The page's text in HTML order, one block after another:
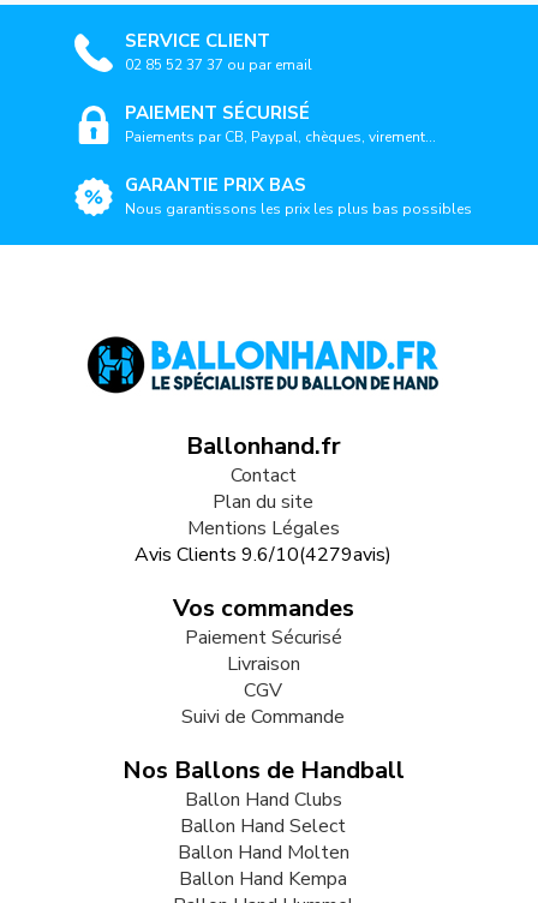
SERVICE CLIENT
02 85 52 37 37 ou par email
PAIEMENT SÉCURISÉ
Paiements par CB, Paypal, chèques, virement...
GARANTIE PRIX BAS
Nous garantissons les prix les plus bas possibles
Ballonhand.fr
Contact
Plan du site
Mentions Légales
Avis Clients 9.6/10(4279avis)
Vos commandes
Paiement Sécurisé
Livraison
CGV
Suivi de Commande
Nos Ballons de Handball
Ballon Hand Clubs
Ballon Hand Select
Ballon Hand Molten
Ballon Hand Kempa